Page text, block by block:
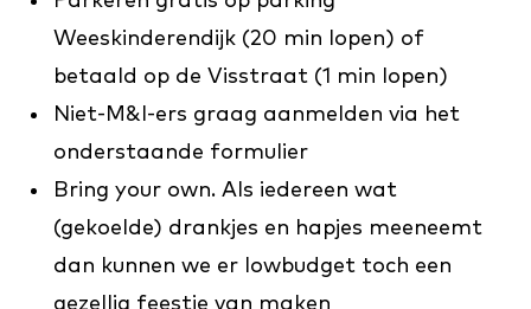
Weeskinderendijk (20 min lopen) of
betaald op de Visstraat (1 min lopen)
Niet-M&I-ers graag aanmelden via het
onderstaande formulier
Bring your own. Als iedereen wat
(gekoelde) drankjes en hapjes meeneemt
dan kunnen we er lowbudget toch een
gezellig feestje van maken